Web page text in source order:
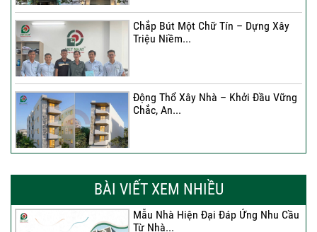
Chắp Bút Một Chữ Tín – Dựng Xây
Triệu Niềm...
Động Thổ Xây Nhà – Khởi Đầu Vững
Chắc, An...
Chắc Cho...
BÀI VIẾT XEM NHIỀU
Mẫu Nhà Hiện Đại Đáp Ứng Nhu Cầu
Từ Nhà...